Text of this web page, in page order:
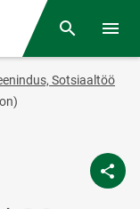
Otsing
Sotsiaaltöö